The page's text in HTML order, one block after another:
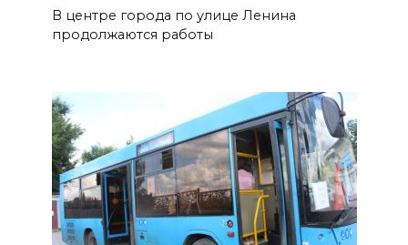
В центре города по улице Ленина
продолжаются работы